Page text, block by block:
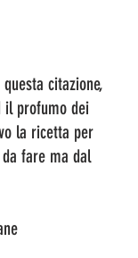
citazione,
profumo dei
la ricetta per
fare ma dal